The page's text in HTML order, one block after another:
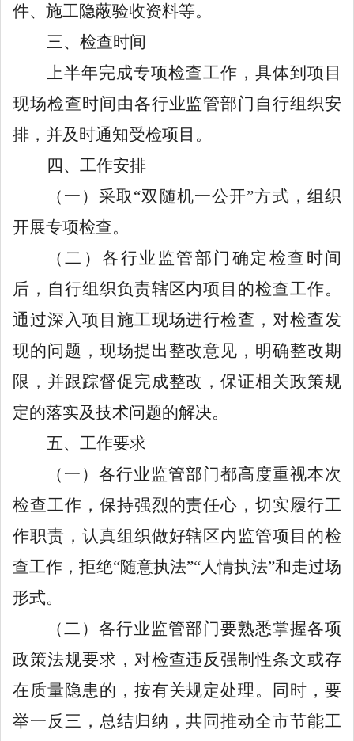
件、施工隐蔽验收资料等。
三、检查时间
上半年完成专项检查工作，具体到项目
现场检查时间由各行业监管部门自行组织安
排，并及时通知受检项目。
四、工作安排
（一）采取 “双随机一公开”方式，组织
开展专项检查。
（二）各行业监管部门确定检查时间
后，自行组织负责辖区内项目的检查工作。
通过深入项目施工现场进行检查，对检查发
现的问题，现场提出整改意见，明确整改期
限，并跟踪督促完成整改，保证相关政策规
定的落实及技术问题的解决。
五、工作要求
（一）各行业监管部门都高度重视本次
检查工作，保持强烈的责任心，切实履行工
作职责，认真组织做好辖区内监管项目的检
查工作，拒绝“随意执法”“人情执法”和走过场
形式。
（二）各行业监管部门要熟悉掌握各项
政策法规要求，对检查违反强制性条文或存
在质量隐患的，按有关规定处理。同时，要
举一反三，总结归纳，共同推动全市节能工